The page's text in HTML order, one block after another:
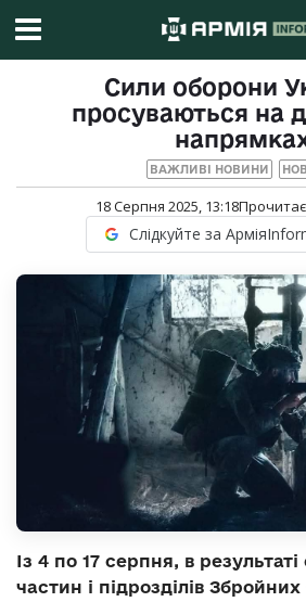
Сили оборони
просуваються на
ВАЖЛИВІ НОВИНИ
18 Серпня 2025, 13:18
Слідкуйте за
Із 4 по 17 серпня, в результаті
частин і підрозділів